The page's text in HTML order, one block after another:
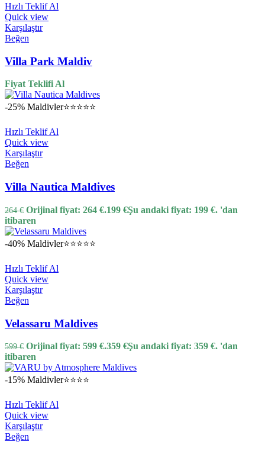
Hızlı Teklif Al
Quick view
Karşılaştır
Beğen
Villa Park Maldiv
Fiyat Teklifi Al
-25% Maldivler⭐⭐⭐⭐⭐
Hızlı Teklif Al
Quick view
Karşılaştır
Beğen
Villa Nautica Maldives
264€ Orijinal fiyat: 264 €.199 €Şu andaki fiyat: 199 €. 'dan
itibaren
-40% Maldivler⭐⭐⭐⭐⭐
Hızlı Teklif Al
Quick view
Karşılaştır
Beğen
Velassaru Maldives
599€ Orijinal fiyat: 599 €.359 €Şu andaki fiyat: 359 €. 'dan
itibaren
-15% Maldivler⭐⭐⭐⭐
Hızlı Teklif Al
Quick view
Karşılaştır
Beğen